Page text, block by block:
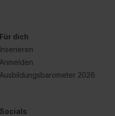
Für dich
Inserieren
Anmelden
Ausbildungsbarometer 2026
Socials